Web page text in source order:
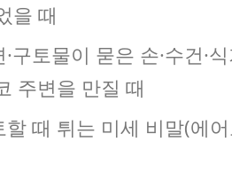
을 때
구토물이 묻은 손·수건·
주변을 만질 때
때 튀는 미세 비말(에